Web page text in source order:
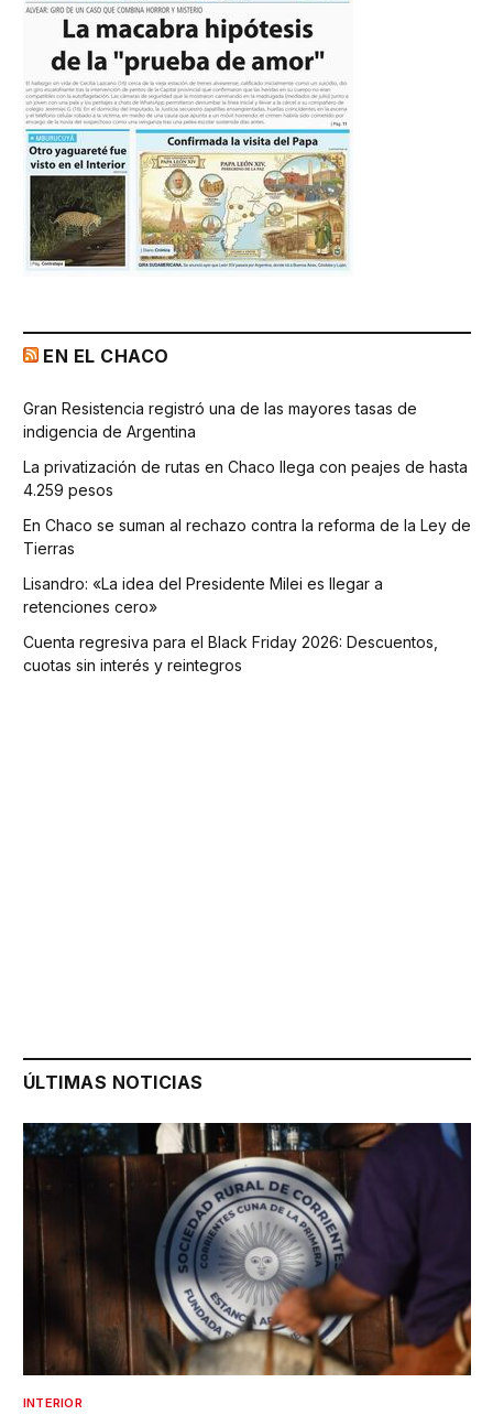
EN EL CHACO
Gran Resistencia registró una de las mayores tasas de
indigencia de Argentina
La privatización de rutas en Chaco llega con peajes de hasta
4.259 pesos
En Chaco se suman al rechazo contra la reforma de la Ley de
Tierras
Lisandro: «La idea del Presidente Milei es llegar a
retenciones cero»
Cuenta regresiva para el Black Friday 2026: Descuentos,
cuotas sin interés y reintegros
ÚLTIMAS NOTICIAS
INTERIOR